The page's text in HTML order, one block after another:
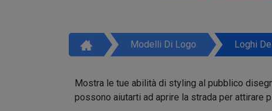
Modelli Di Logo Loghi
Mostra le tue abilità di styling al pubblico
possono aiutarti ad aprire la strada per attirare